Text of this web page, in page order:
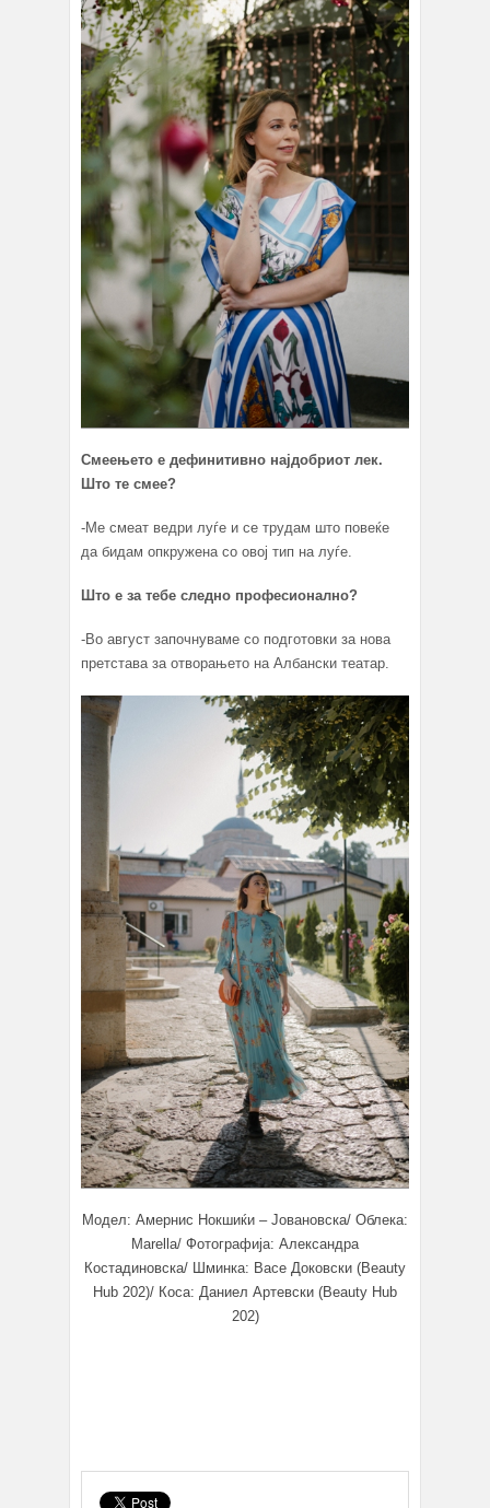
Смеењето е дефинитивно најдобриот лек.
Што те смее?
-Ме смеат ведри луѓе и се трудам што повеќе
да бидам опкружена со овој тип на луѓе.
Што е за тебе следно професионално?
-Во август започнуваме со подготовки за нова
претстава за отворањето на Албански театар.
Модел: Амернис Нокшиќи – Јовановска/ Облека:
Marella/ Фотографија: Александра
Костадиновска/ Шминка: Васе Доковски (Beauty
Hub 202)/ Коса: Даниел Артевски (Beauty Hub
202)